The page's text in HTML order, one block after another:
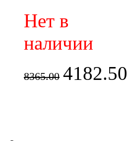
Нет в
наличии
8365.00 4182.50